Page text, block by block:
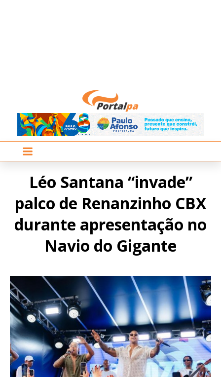
Léo Santana “invade”
palco de Renanzinho CBX
durante apresentação no
Navio do Gigante